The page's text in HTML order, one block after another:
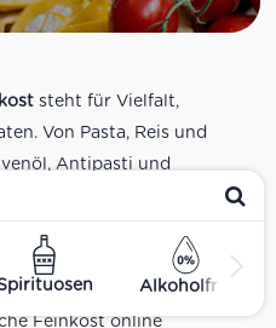
Alkoholfrei
steht für Vielfalt,
Von Pasta, Reis und
Antipasti und
Spezialitäten aus
Italiens. Alle Produkte
Sortiments
Alltagsküche und
Feinkost online